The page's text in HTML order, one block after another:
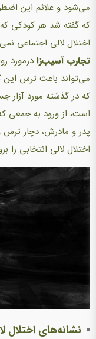
می‌شود و علائم این
که گفته شد هر کودکی که
اختلال لالی اجتماعی‌
تجارب آسیب‌زا درمورد
می‌تواند باعث ترس این
که در گذشته مورد آزار
است، از ورود به جمعی
پدر و مادرش، دچار
اختلال لالی انتخابی را
نشانه‌های اختلال